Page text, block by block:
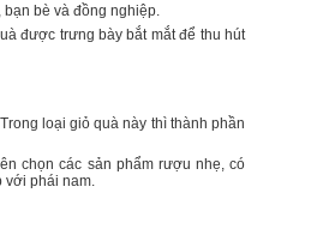
bè và đồng nghiệp.
được trưng bày bắt mắt để thu hút
loại giỏ quà này thì thành phần
chọn các sản phẩm rượu nhẹ, có
với phái nam.